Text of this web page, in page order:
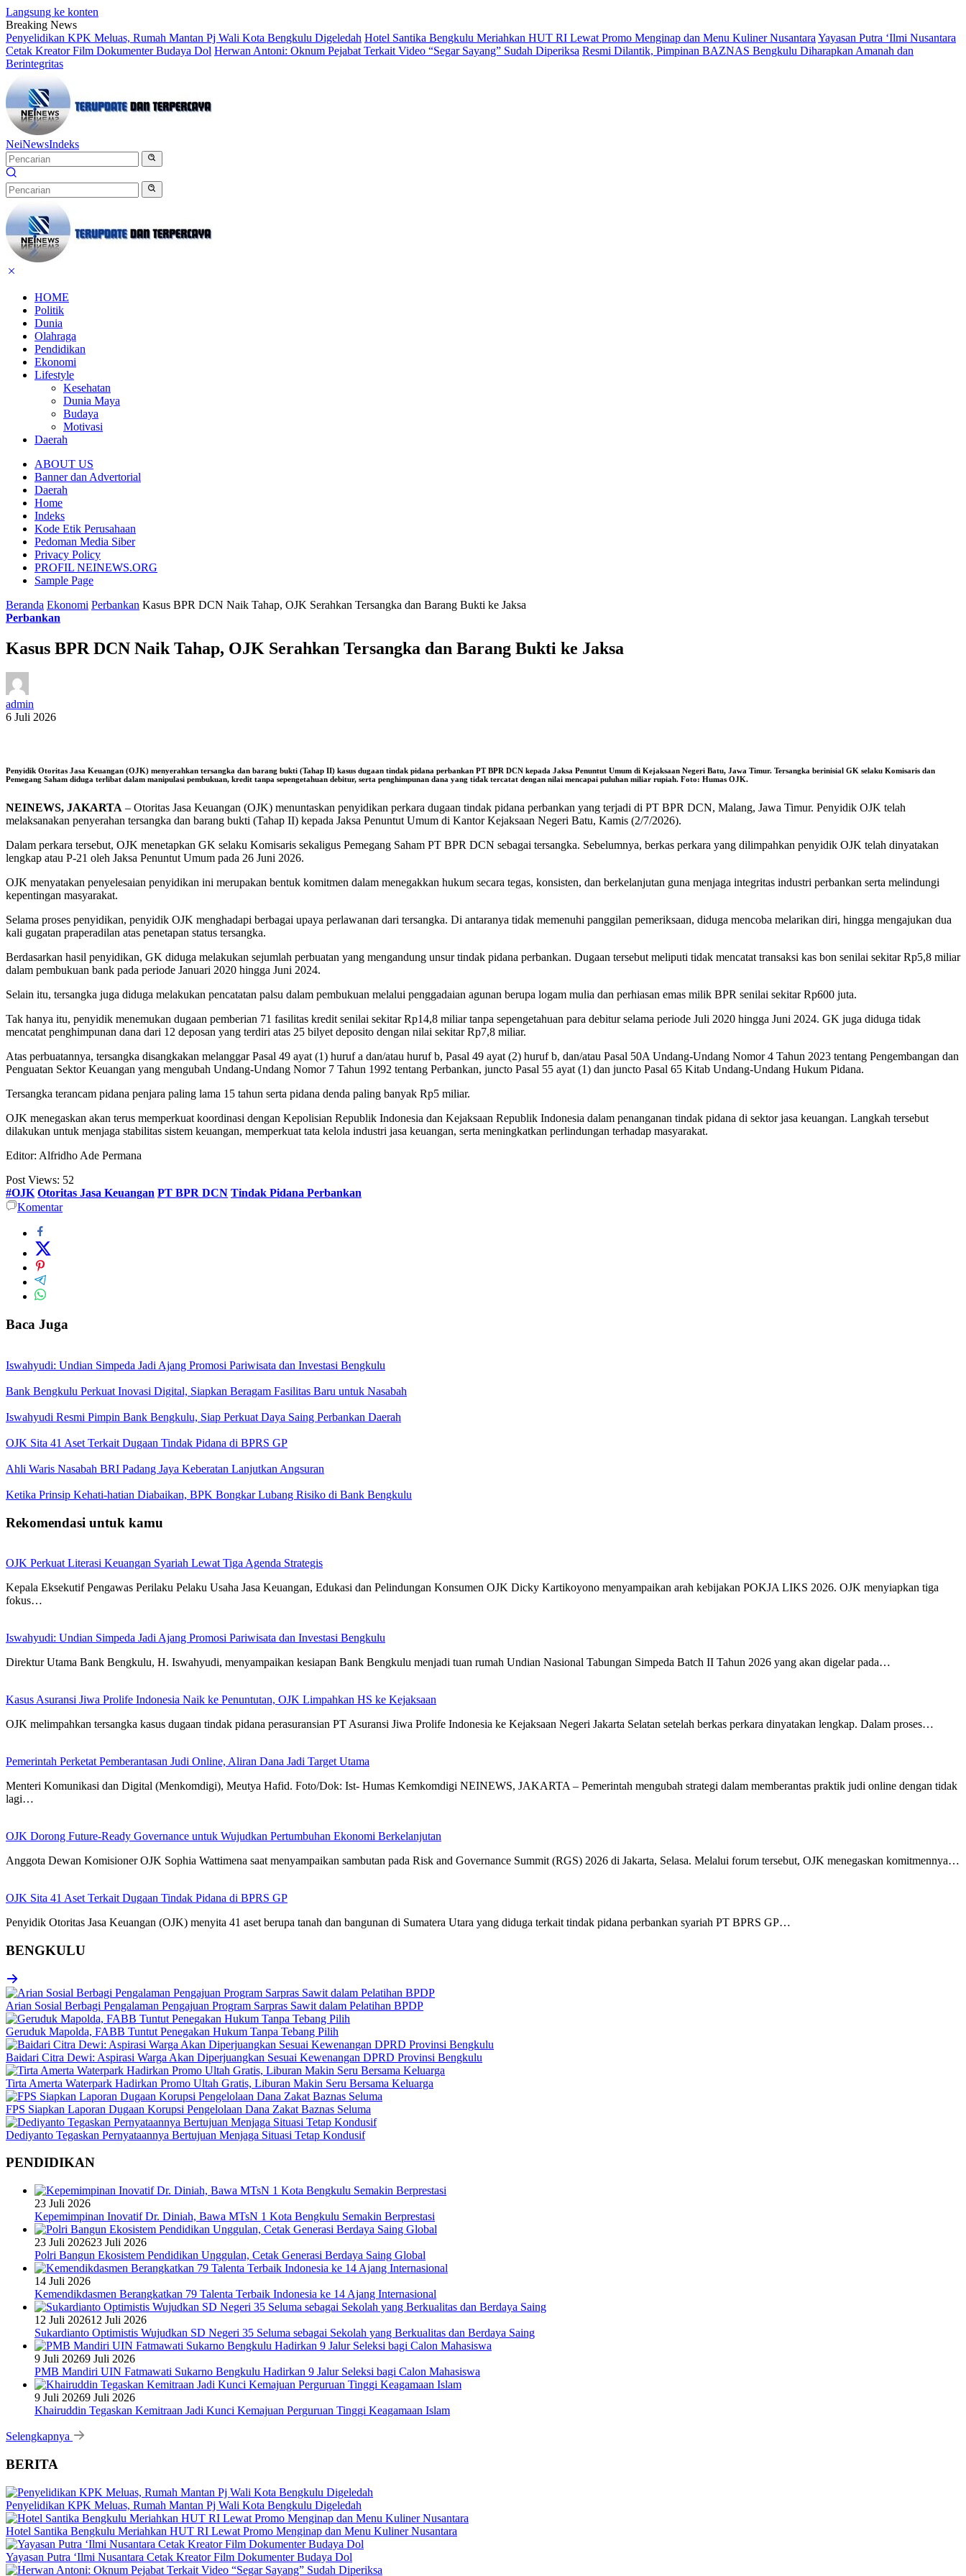
Langsung ke konten
Breaking News
Penyelidikan KPK Meluas, Rumah Mantan Pj Wali Kota Bengkulu Digeledah Hotel Santika Bengkulu Meriahkan HUT RI Lewat Promo Menginap dan Menu Kuliner Nusantara Yayasan Putra ‘Ilmi Nusantara
Cetak Kreator Film Dokumenter Budaya Dol Herwan Antoni: Oknum Pejabat Terkait Video “Segar Sayang” Sudah Diperiksa Resmi Dilantik, Pimpinan BAZNAS Bengkulu Diharapkan Amanah dan
Berintegritas
NeiNewsIndeks
HOME
Politik
Dunia
Olahraga
Pendidikan
Ekonomi
Lifestyle
Kesehatan
Dunia Maya
Budaya
Motivasi
Daerah
ABOUT US
Banner dan Advertorial
Daerah
Home
Indeks
Kode Etik Perusahaan
Pedoman Media Siber
Privacy Policy
PROFIL NEINEWS.ORG
Sample Page
Beranda Ekonomi Perbankan Kasus BPR DCN Naik Tahap, OJK Serahkan Tersangka dan Barang Bukti ke Jaksa
Perbankan
Kasus BPR DCN Naik Tahap, OJK Serahkan Tersangka dan Barang Bukti ke Jaksa
admin
6 Juli 2026
Penyidik Otoritas Jasa Keuangan (OJK) menyerahkan tersangka dan barang bukti (Tahap II) kasus dugaan tindak pidana perbankan PT BPR DCN kepada Jaksa Penuntut Umum di Kejaksaan Negeri Batu, Jawa Timur. Tersangka berinisial GK selaku Komisaris dan
Pemegang Saham diduga terlibat dalam manipulasi pembukuan, kredit tanpa sepengetahuan debitur, serta penghimpunan dana yang tidak tercatat dengan nilai mencapai puluhan miliar rupiah. Foto: Humas OJK.
NEINEWS, JAKARTA – Otoritas Jasa Keuangan (OJK) menuntaskan penyidikan perkara dugaan tindak pidana perbankan yang terjadi di PT BPR DCN, Malang, Jawa Timur. Penyidik OJK telah
melaksanakan penyerahan tersangka dan barang bukti (Tahap II) kepada Jaksa Penuntut Umum di Kantor Kejaksaan Negeri Batu, Kamis (2/7/2026).
Dalam perkara tersebut, OJK menetapkan GK selaku Komisaris sekaligus Pemegang Saham PT BPR DCN sebagai tersangka. Sebelumnya, berkas perkara yang dilimpahkan penyidik OJK telah dinyatakan
lengkap atau P-21 oleh Jaksa Penuntut Umum pada 26 Juni 2026.
OJK menyatakan penyelesaian penyidikan ini merupakan bentuk komitmen dalam menegakkan hukum secara tegas, konsisten, dan berkelanjutan guna menjaga integritas industri perbankan serta melindungi
kepentingan masyarakat.
Selama proses penyidikan, penyidik OJK menghadapi berbagai upaya perlawanan dari tersangka. Di antaranya tidak memenuhi panggilan pemeriksaan, diduga mencoba melarikan diri, hingga mengajukan dua
kali gugatan praperadilan atas penetapan status tersangka.
Berdasarkan hasil penyidikan, GK diduga melakukan sejumlah perbuatan yang mengandung unsur tindak pidana perbankan. Dugaan tersebut meliputi tidak mencatat transaksi kas bon senilai sekitar Rp5,8 miliar
dalam pembukuan bank pada periode Januari 2020 hingga Juni 2024.
Selain itu, tersangka juga diduga melakukan pencatatan palsu dalam pembukuan melalui penggadaian agunan berupa logam mulia dan perhiasan emas milik BPR senilai sekitar Rp600 juta.
Tak hanya itu, penyidik menemukan dugaan pemberian 71 fasilitas kredit senilai sekitar Rp14,8 miliar tanpa sepengetahuan para debitur selama periode Juli 2020 hingga Juni 2024. GK juga diduga tidak
mencatat penghimpunan dana dari 12 deposan yang terdiri atas 25 bilyet deposito dengan nilai sekitar Rp7,8 miliar.
Atas perbuatannya, tersangka disangkakan melanggar Pasal 49 ayat (1) huruf a dan/atau huruf b, Pasal 49 ayat (2) huruf b, dan/atau Pasal 50A Undang-Undang Nomor 4 Tahun 2023 tentang Pengembangan dan
Penguatan Sektor Keuangan yang mengubah Undang-Undang Nomor 7 Tahun 1992 tentang Perbankan, juncto Pasal 55 ayat (1) dan juncto Pasal 65 Kitab Undang-Undang Hukum Pidana.
Tersangka terancam pidana penjara paling lama 15 tahun serta pidana denda paling banyak Rp5 miliar.
OJK menegaskan akan terus memperkuat koordinasi dengan Kepolisian Republik Indonesia dan Kejaksaan Republik Indonesia dalam penanganan tindak pidana di sektor jasa keuangan. Langkah tersebut
dilakukan untuk menjaga stabilitas sistem keuangan, memperkuat tata kelola industri jasa keuangan, serta meningkatkan perlindungan terhadap masyarakat.
Editor: Alfridho Ade Permana
Post Views: 52
#OJK Otoritas Jasa Keuangan PT BPR DCN Tindak Pidana Perbankan
Komentar
Baca Juga
Iswahyudi: Undian Simpeda Jadi Ajang Promosi Pariwisata dan Investasi Bengkulu
Bank Bengkulu Perkuat Inovasi Digital, Siapkan Beragam Fasilitas Baru untuk Nasabah
Iswahyudi Resmi Pimpin Bank Bengkulu, Siap Perkuat Daya Saing Perbankan Daerah
OJK Sita 41 Aset Terkait Dugaan Tindak Pidana di BPRS GP
Ahli Waris Nasabah BRI Padang Jaya Keberatan Lanjutkan Angsuran
Ketika Prinsip Kehati-hatian Diabaikan, BPK Bongkar Lubang Risiko di Bank Bengkulu
Rekomendasi untuk kamu
OJK Perkuat Literasi Keuangan Syariah Lewat Tiga Agenda Strategis
Kepala Eksekutif Pengawas Perilaku Pelaku Usaha Jasa Keuangan, Edukasi dan Pelindungan Konsumen OJK Dicky Kartikoyono menyampaikan arah kebijakan POKJA LIKS 2026. OJK menyiapkan tiga
fokus…
Iswahyudi: Undian Simpeda Jadi Ajang Promosi Pariwisata dan Investasi Bengkulu
Direktur Utama Bank Bengkulu, H. Iswahyudi, menyampaikan kesiapan Bank Bengkulu menjadi tuan rumah Undian Nasional Tabungan Simpeda Batch II Tahun 2026 yang akan digelar pada…
Kasus Asuransi Jiwa Prolife Indonesia Naik ke Penuntutan, OJK Limpahkan HS ke Kejaksaan
OJK melimpahkan tersangka kasus dugaan tindak pidana perasuransian PT Asuransi Jiwa Prolife Indonesia ke Kejaksaan Negeri Jakarta Selatan setelah berkas perkara dinyatakan lengkap. Dalam proses…
Pemerintah Perketat Pemberantasan Judi Online, Aliran Dana Jadi Target Utama
Menteri Komunikasi dan Digital (Menkomdigi), Meutya Hafid. Foto/Dok: Ist- Humas Kemkomdigi NEINEWS, JAKARTA – Pemerintah mengubah strategi dalam memberantas praktik judi online dengan tidak
lagi…
OJK Dorong Future-Ready Governance untuk Wujudkan Pertumbuhan Ekonomi Berkelanjutan
Anggota Dewan Komisioner OJK Sophia Wattimena saat menyampaikan sambutan pada Risk and Governance Summit (RGS) 2026 di Jakarta, Selasa. Melalui forum tersebut, OJK menegaskan komitmennya…
OJK Sita 41 Aset Terkait Dugaan Tindak Pidana di BPRS GP
Penyidik Otoritas Jasa Keuangan (OJK) menyita 41 aset berupa tanah dan bangunan di Sumatera Utara yang diduga terkait tindak pidana perbankan syariah PT BPRS GP…
BENGKULU
Arian Sosial Berbagi Pengalaman Pengajuan Program Sarpras Sawit dalam Pelatihan BPDP
Geruduk Mapolda, FABB Tuntut Penegakan Hukum Tanpa Tebang Pilih
Baidari Citra Dewi: Aspirasi Warga Akan Diperjuangkan Sesuai Kewenangan DPRD Provinsi Bengkulu
Tirta Amerta Waterpark Hadirkan Promo Ultah Gratis, Liburan Makin Seru Bersama Keluarga
FPS Siapkan Laporan Dugaan Korupsi Pengelolaan Dana Zakat Baznas Seluma
Dediyanto Tegaskan Pernyataannya Bertujuan Menjaga Situasi Tetap Kondusif
PENDIDIKAN
23 Juli 2026
Kepemimpinan Inovatif Dr. Diniah, Bawa MTsN 1 Kota Bengkulu Semakin Berprestasi
23 Juli 202623 Juli 2026
Polri Bangun Ekosistem Pendidikan Unggulan, Cetak Generasi Berdaya Saing Global
14 Juli 2026
Kemendikdasmen Berangkatkan 79 Talenta Terbaik Indonesia ke 14 Ajang Internasional
12 Juli 202612 Juli 2026
Sukardianto Optimistis Wujudkan SD Negeri 35 Seluma sebagai Sekolah yang Berkualitas dan Berdaya Saing
9 Juli 20269 Juli 2026
PMB Mandiri UIN Fatmawati Sukarno Bengkulu Hadirkan 9 Jalur Seleksi bagi Calon Mahasiswa
9 Juli 20269 Juli 2026
Khairuddin Tegaskan Kemitraan Jadi Kunci Kemajuan Perguruan Tinggi Keagamaan Islam
Selengkapnya
BERITA
Penyelidikan KPK Meluas, Rumah Mantan Pj Wali Kota Bengkulu Digeledah
Hotel Santika Bengkulu Meriahkan HUT RI Lewat Promo Menginap dan Menu Kuliner Nusantara
Yayasan Putra ‘Ilmi Nusantara Cetak Kreator Film Dokumenter Budaya Dol